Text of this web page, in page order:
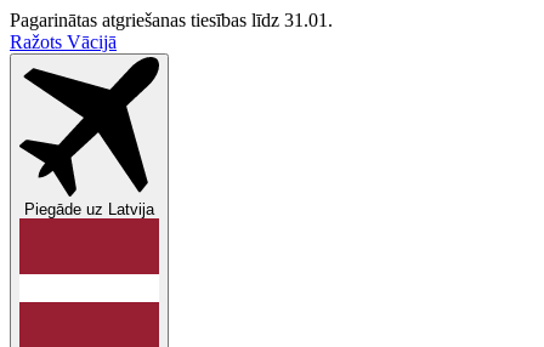
Pagarinātas atgriešanas tiesības līdz 31.01.
Ražots Vācijā
Piegāde uz Latvija